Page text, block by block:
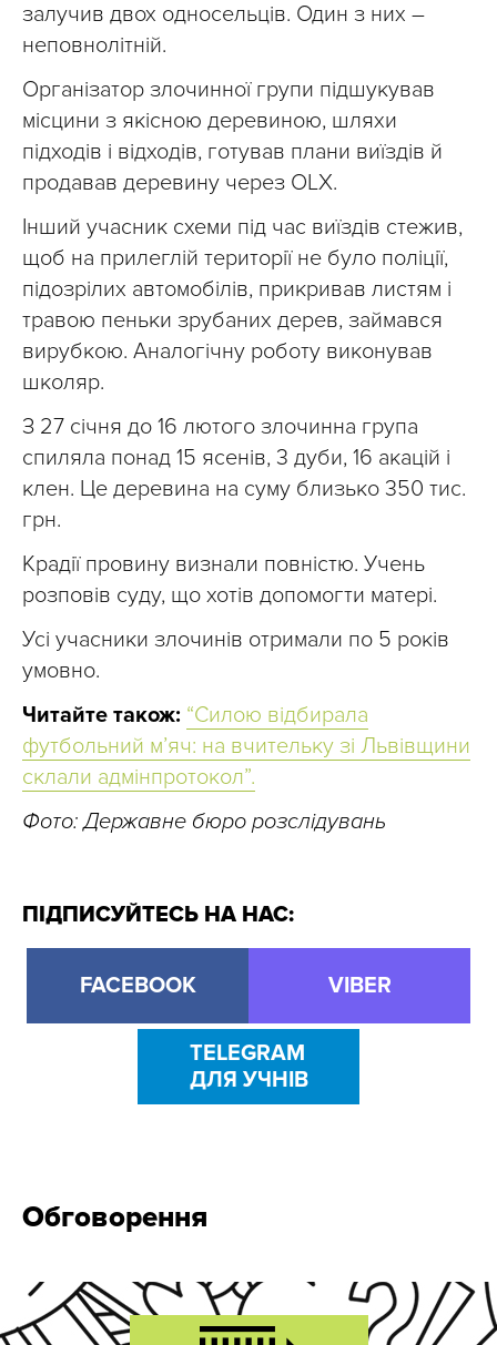
залучив двох односельців. Один з них –
неповнолітній.
Організатор злочинної групи підшукував
місцини з якісною деревиною, шляхи
підходів і відходів, готував плани виїздів й
продавав деревину через ОLХ.
Інший учасник схеми під час виїздів стежив,
щоб на прилеглій території не було поліції,
підозрілих автомобілів, прикривав листям і
травою пеньки зрубаних дерев, займався
вирубкою. Аналогічну роботу виконував
школяр.
З 27 січня до 16 лютого злочинна група
спиляла понад 15 ясенів, 3 дуби, 16 акацій і
клен. Це деревина на суму близько 350 тис.
грн.
Крадії провину визнали повністю. Учень
розповів суду, що хотів допомогти матері.
Усі учасники злочинів отримали по 5 років
умовно.
Читайте також: “Силою відбирала
футбольний мʼяч: на вчительку зі Львівщини
склали адмінпротокол”.
Фото: Державне бюро розслідувань
ПІДПИСУЙТЕСЬ НА НАС:
FACEBOOK VIBER
TELEGRAM
ДЛЯ УЧНІВ
Обговорення